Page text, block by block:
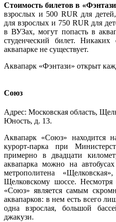
Стоимость билетов в
взрослых и 500 RUR для
для взрослых и 750 RUR для
в ВУЗах, могут попасть в
студенческий билет.
аквапарке не существует.
Аквапарк «Фэнтази» открыт
Союз
Адрес: Московская область,
Юность, д. 13.
Аквапарк «Союз» находится
курорт-парка при
примерно в двадцати
аквапарка можно на
метрополитена
Щелковскому шоссе.
«Союз» является самым
аквапарков: в нем есть всего
одна взрослая, большой
джакузи.